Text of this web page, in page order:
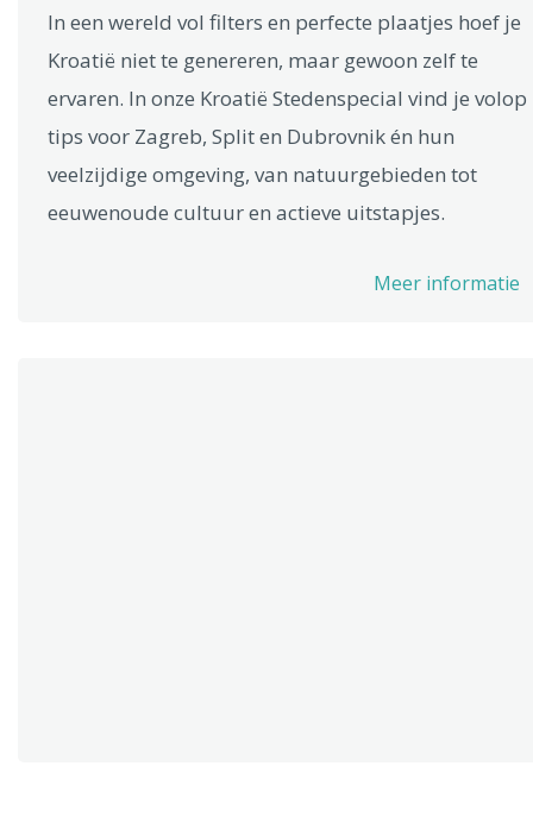
In een wereld vol filters en perfecte plaatjes hoef je
Kroatië niet te genereren, maar gewoon zelf te
ervaren. In onze Kroatië Stedenspecial vind je volop
tips voor Zagreb, Split en Dubrovnik én hun
veelzijdige omgeving, van natuurgebieden tot
eeuwenoude cultuur en actieve uitstapjes.
Meer informatie